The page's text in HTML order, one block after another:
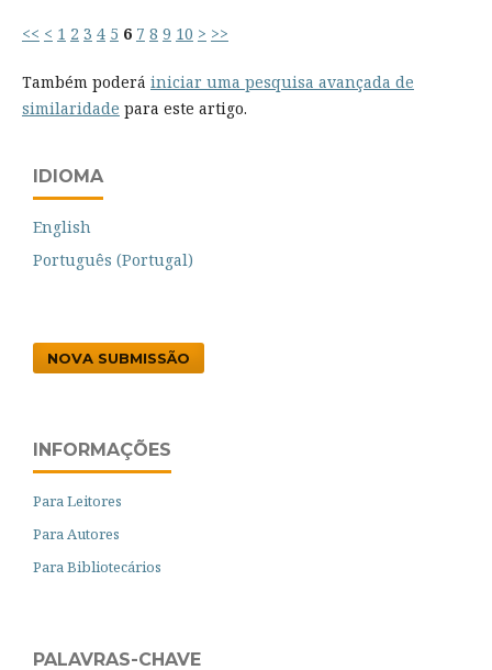
<< < 1 2 3 4 5 6 7 8 9 10 > >>
Também poderá iniciar uma pesquisa avançada de
similaridade para este artigo.
IDIOMA
English
Português (Portugal)
NOVA SUBMISSÃO
INFORMAÇÕES
Para Leitores
Para Autores
Para Bibliotecários
PALAVRAS-CHAVE